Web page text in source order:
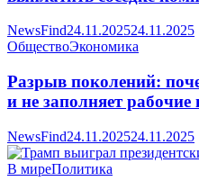
NewsFind24.11.202524.11.2025
ОбществоЭкономика
Разрыв поколений:
и не заполняет рабочие
NewsFind24.11.202524.11.2025
В миреПолитика